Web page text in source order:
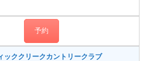
予約
ッククリークカントリークラブ